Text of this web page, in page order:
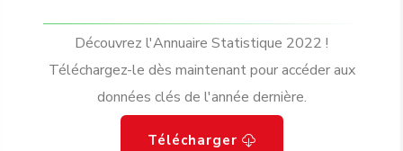
Découvrez l'Annuaire Statistique 2022 !
Téléchargez-le dès maintenant pour accéder aux
données clés de l'année dernière.
Télécharger